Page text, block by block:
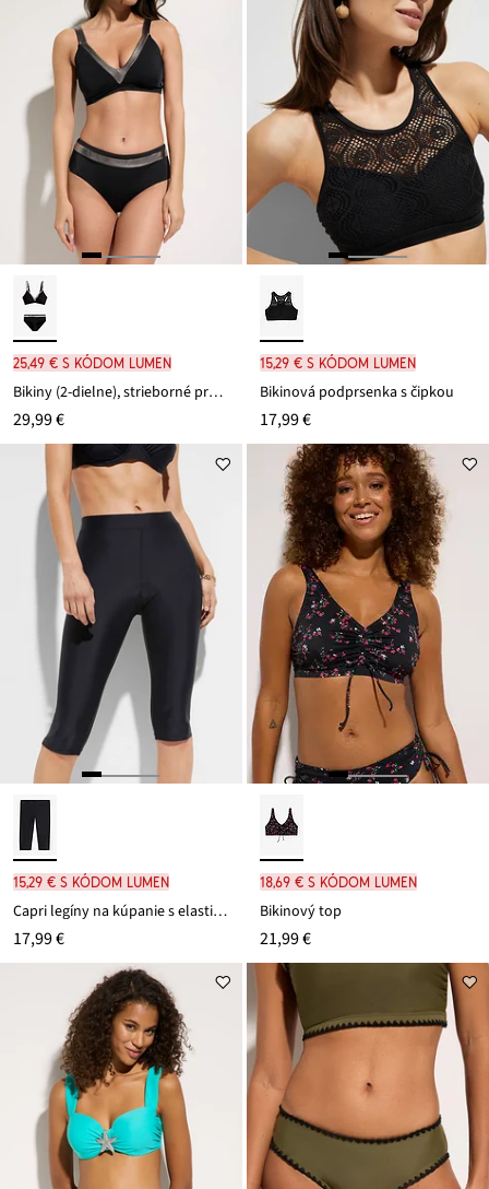
25,49 € s kódom LUMEN
Bikiny (2-dielne), strieborné prvky
29,99 €
15,29 € s kódom LUMEN
Bikinová podprsenka s čipkou
17,99 €
15,29 € s kódom LUMEN
Capri legíny na kúpanie s elastickým pásom
17,99 €
18,69 € s kódom LUMEN
Bikinový top
21,99 €